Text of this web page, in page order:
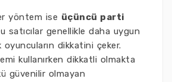
yöntem ise üçüncü parti
satıcılar genellikle daha uygun
dikkatini çeker.
kullanırken dikkatli olmakta
güvenilir olmayan